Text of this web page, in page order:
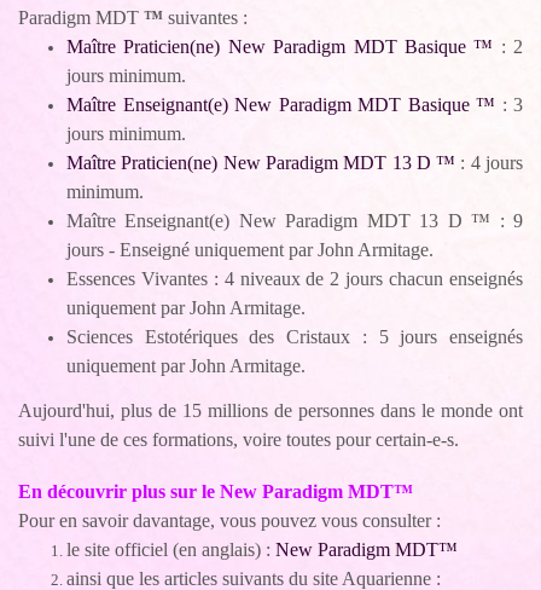
Paradigm MDT ™ suivantes :
Maître Praticien(ne) New Paradigm MDT Basique ™ : 2
jours minimum.
Maître Enseignant(e) New Paradigm MDT Basique ™ : 3
jours minimum.
Maître Praticien(ne) New Paradigm MDT 13 D ™ : 4 jours
minimum.
Maître Enseignant(e) New Paradigm MDT 13 D ™ : 9
jours - Enseigné uniquement par John Armitage.
Essences Vivantes : 4 niveaux de 2 jours chacun enseignés
uniquement par John Armitage.
Sciences Estotériques des Cristaux : 5 jours enseignés
uniquement par John Armitage.
Aujourd'hui, plus de 15 millions de personnes dans le monde ont
suivi l'une de ces formations, voire toutes pour certain-e-s.
En découvrir plus sur le New Paradigm MDT™
Pour en savoir davantage, vous pouvez vous consulter :
le site officiel (en anglais) : New Paradigm MDT™
ainsi que les articles suivants du site Aquarienne :